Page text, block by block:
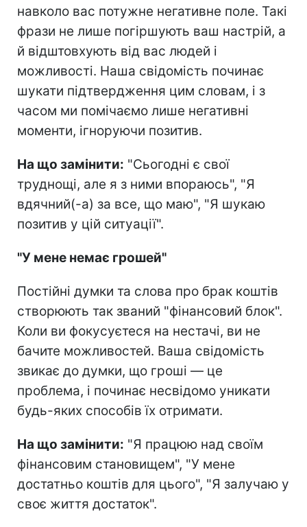
навколо вас потужне негативне поле. Такі
фрази не лише погіршують ваш настрій, а
й відштовхують від вас людей і
можливості. Наша свідомість починає
шукати підтвердження цим словам, і з
часом ми помічаємо лише негативні
моменти, ігноруючи позитив.
На що замінити: "Сьогодні є свої
труднощі, але я з ними впораюсь", "Я
вдячний(-а) за все, що маю", "Я шукаю
позитив у цій ситуації".
"У мене немає грошей"
Постійні думки та слова про брак коштів
створюють так званий "фінансовий блок".
Коли ви фокусуєтеся на нестачі, ви не
бачите можливостей. Ваша свідомість
звикає до думки, що гроші — це
проблема, і починає несвідомо уникати
будь-яких способів їх отримати.
На що замінити: "Я працюю над своїм
фінансовим становищем", "У мене
достатньо коштів для цього", "Я залучаю у
своє життя достаток".